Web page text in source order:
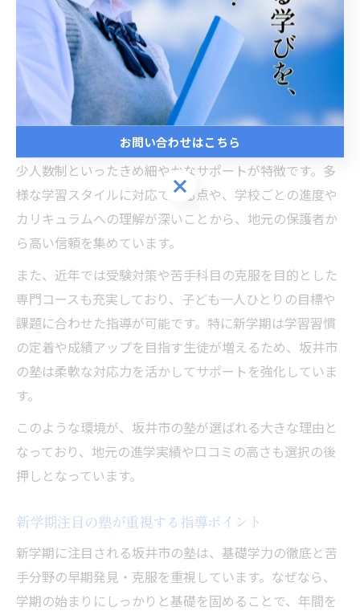
坂井市で注目される塾の特徴と魅力
坂井市の塾が持つ特徴と選ばれる理由
坂井市には地域密着型の塾が数多く存在し、個別指導や
少人数制といったきめ細やかなサポートが特徴です。多
様な学習スタイルに対応できる点や、学校ごとの進度や
カリキュラムへの理解が深いことから、地元の保護者か
ら高い信頼を集めています。
また、近年では受験対策や苦手科目の克服を目的とした
専門コースも充実しており、子ども一人ひとりの目標や
課題に合わせた指導が可能です。特に新学期は学習習慣
の定着や成績アップを目指す生徒が増えるため、坂井市
の塾は柔軟な対応力を活かしてサポートを強化していま
す。
このような環境が、坂井市の塾が選ばれる大きな理由と
なっており、地元の進学実績や口コミの高さも選択の後
押しとなっています。
新学期注目の塾が重視する指導ポイント
新学期に注目される坂井市の塾は、基礎学力の徹底と苦
手分野の早期発見・克服を重視しています。なぜなら、
学期の始まりにしっかりと基礎を固めることで、年間を
お問い合わせはこちら
お問い合わせはこちら